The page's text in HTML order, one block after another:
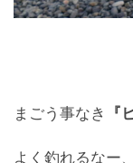
まごう事なき 『
よく釣れるなー